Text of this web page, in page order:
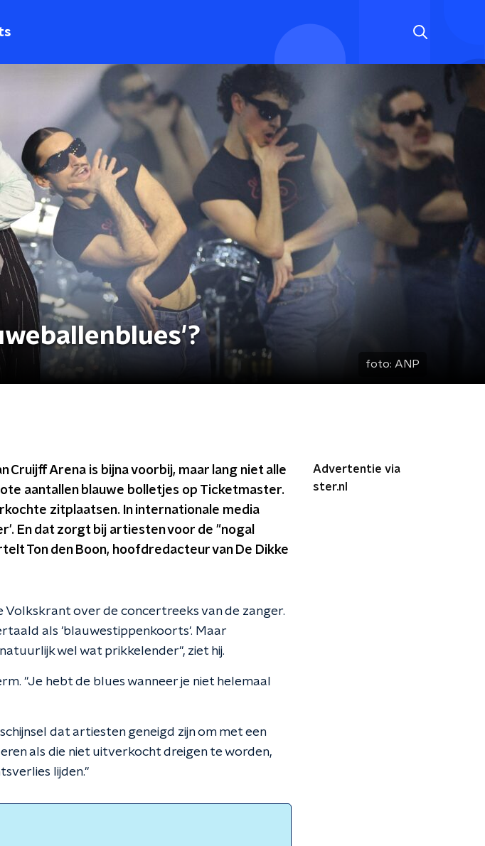
foto: ANP
Cruijff Arena is bijna voorbij, maar lang niet alle
aantallen blauwe bolletjes op Ticketmaster.
zitplaatsen. In internationale media
En dat zorgt bij artiesten voor de "nogal
Ton den Boon, hoofdredacteur van De Dikke
Volkskrant over de concertreeks van de zanger.
als 'blauwestippenkoorts'. Maar
wel wat prikkelender", ziet hij.
"Je hebt de blues wanneer je niet helemaal
dat artiesten geneigd zijn om met een
als die niet uitverkocht dreigen te worden,
lijden."
Advertentie via
ster.nl